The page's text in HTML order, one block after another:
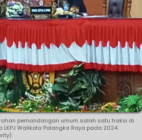
pemandangan umum salah satu fraksi di
Walikota Palangka Raya pada 2024.